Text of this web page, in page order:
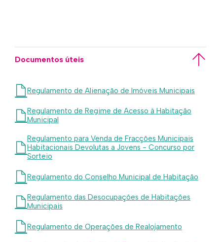
Documentos úteis
Regulamento de Alienação de Imóveis Municipais
Regulamento de Regime de Acesso à Habitação
Municipal
Regulamento para Venda de Fracções Municipais
Habitacionais Devolutas a Jovens - Concurso por
Sorteio
Regulamento do Conselho Municipal de Habitação
Regulamento das Desocupações de Habitações
Municipais
Regulamento de Operações de Realojamento